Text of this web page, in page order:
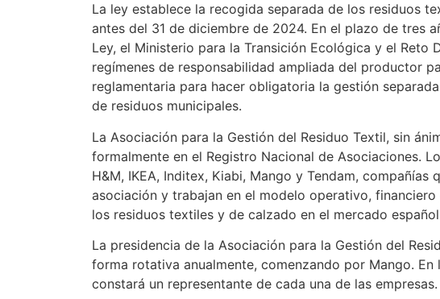
La ley establece la recogida separada de los residuos
antes del 31 de diciembre de 2024. En el plazo de tres
Ley, el Ministerio para la Transición Ecológica y el Reto
regímenes de responsabilidad ampliada del productor
reglamentaria para hacer obligatoria la gestión
de residuos municipales.
La Asociación para la Gestión del Residuo Textil, sin
formalmente en el Registro Nacional de Asociaciones.
H&M, IKEA, Inditex, Kiabi, Mango y Tendam,
asociación y trabajan en el modelo operativo,
los residuos textiles y de calzado en el mercado
La presidencia de la Asociación para la Gestión del
forma rotativa anualmente, comenzando por Mango.
constará un representante de cada una de las empresas.